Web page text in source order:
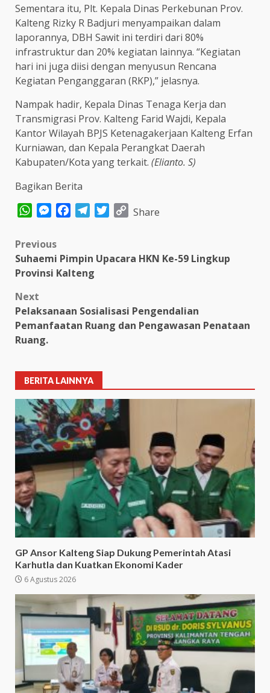
Sementara itu, Plt. Kepala Dinas Perkebunan Prov.
Kalteng Rizky R Badjuri menyampaikan dalam
laporannya, DBH Sawit ini terdiri dari 80%
infrastruktur dan 20% kegiatan lainnya. “Kegiatan
hari ini juga diisi dengan menyusun Rencana
Kegiatan Penganggaran (RKP),” jelasnya.
Nampak hadir, Kepala Dinas Tenaga Kerja dan
Transmigrasi Prov. Kalteng Farid Wajdi, Kepala
Kantor Wilayah BPJS Ketenagakerjaan Kalteng Erfan
Kurniawan, dan Kepala Perangkat Daerah
Kabupaten/Kota yang terkait. (Elianto. S)
Bagikan Berita
WhatsAppMessenger
FacebookTelegram
TwitterCopy
Share
Post
navigation
Previous
Suhaemi Pimpin Upacara HKN Ke-59 Lingkup
Provinsi Kalteng
Next
Pelaksanaan Sosialisasi Pengendalian
Pemanfaatan Ruang dan Pengawasan Penataan
Ruang.
BERITA LAINNYA
GP Ansor Kalteng Siap Dukung Pemerintah Atasi
Karhutla dan Kuatkan Ekonomi Kader
6 Agustus 2026